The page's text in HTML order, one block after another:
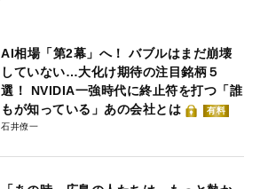
AI相場「第2幕」へ！ バブルはまだ崩壊
していない…大化け期待の注目銘柄５
選！ NVIDIA一強時代に終止符を打つ「誰
もが知っている」あの会社とは
有料
石井僚一